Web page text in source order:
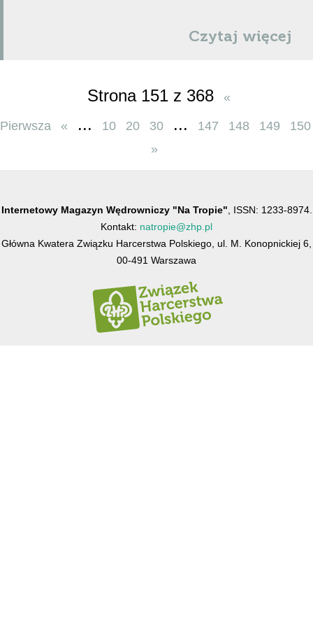
Czytaj więcej
Strona 151 z 368 «
Pierwsza « ... 10 20 30 ... 147 148 149
150
»
Internetowy Magazyn Wędrowniczy "Na Tropie" , ISSN: 1233-8974.
Kontakt: natropie@zhp.pl
Główna Kwatera Związku Harcerstwa Polskiego, ul. M. Konopnickiej 6,
00-491 Warszawa